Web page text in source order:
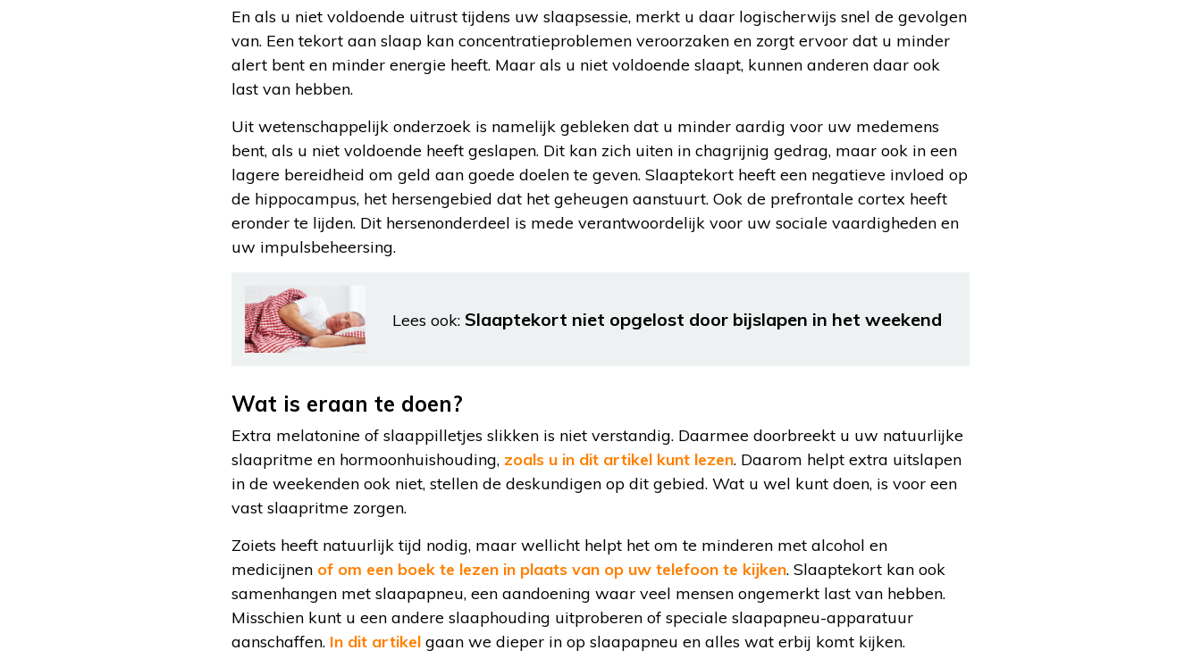
En als u niet voldoende uitrust tijdens uw slaapsessie, merkt u daar logischerwijs snel de gevolgen
van. Een tekort aan slaap kan concentratieproblemen veroorzaken en zorgt ervoor dat u minder
alert bent en minder energie heeft. Maar als u niet voldoende slaapt, kunnen anderen daar ook
last van hebben.
Uit wetenschappelijk onderzoek is namelijk gebleken dat u minder aardig voor uw medemens
bent, als u niet voldoende heeft geslapen. Dit kan zich uiten in chagrijnig gedrag, maar ook in een
lagere bereidheid om geld aan goede doelen te geven. Slaaptekort heeft een negatieve invloed op
de hippocampus, het hersengebied dat het geheugen aanstuurt. Ook de prefrontale cortex heeft
eronder te lijden. Dit hersenonderdeel is mede verantwoordelijk voor uw sociale vaardigheden en
uw impulsbeheersing.
Lees ook: Slaaptekort niet opgelost door bijslapen in het weekend
Wat is eraan te doen?
Extra melatonine of slaappilletjes slikken is niet verstandig. Daarmee doorbreekt u uw natuurlijke
slaapritme en hormoonhuishouding, zoals u in dit artikel kunt lezen. Daarom helpt extra uitslapen
in de weekenden ook niet, stellen de deskundigen op dit gebied. Wat u wel kunt doen, is voor een
vast slaapritme zorgen.
Zoiets heeft natuurlijk tijd nodig, maar wellicht helpt het om te minderen met alcohol en
medicijnen of om een boek te lezen in plaats van op uw telefoon te kijken. Slaaptekort kan ook
samenhangen met slaapapneu, een aandoening waar veel mensen ongemerkt last van hebben.
Misschien kunt u een andere slaaphouding uitproberen of speciale slaapapneu-apparatuur
aanschaffen. In dit artikel gaan we dieper in op slaapapneu en alles wat erbij komt kijken.